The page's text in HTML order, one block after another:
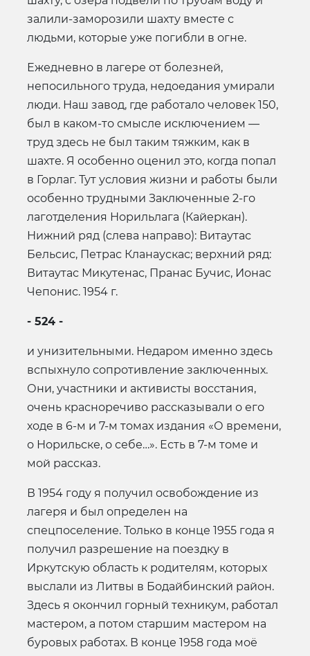
залили-заморозили шахту вместе с
людьми, которые уже погибли в огне.
Ежедневно в лагере от болезней,
непосильного труда, недоедания умирали
люди. Наш завод, где работало человек 150,
был в каком-то смысле исключением —
труд здесь не был таким тяжким, как в
шахте. Я особенно оценил это, когда попал
в Горлаг. Тут условия жизни и работы были
особенно трудными Заключенные 2-го
лаготделения Норильлага (Кайеркан).
Нижний ряд (слева направо): Витаутас
Бельсис, Петрас Кланаускас; верхний ряд:
Витаутас Микутенас, Пранас Бучис, Ионас
Чепонис. 1954 г.
- 524 -
и унизительными. Недаром именно здесь
вспыхнуло сопротивление заключенных.
Они, участники и активисты восстания,
очень красноречиво рассказывали о его
ходе в 6-м и 7-м томах издания «О времени,
о Норильске, о себе…». Есть в 7-м томе и
мой рассказ.
В 1954 году я получил освобождение из
лагеря и был определен на
спецпоселение. Только в конце 1955 года я
получил разрешение на поездку в
Иркутскую область к родителям, которых
выслали из Литвы в Бодайбинский район.
Здесь я окончил горный техникум, работал
мастером, а потом старшим мастером на
буровых работах. В конце 1958 года моё